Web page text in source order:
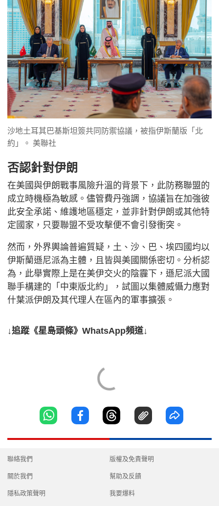
沙地土耳其巴基斯坦簽共同防禦協議，被指伊斯蘭版「北
約」。 美聯社
否認針對伊朗
在美國與伊朗戰事風險升溫的背景下，此防務聯盟的
成立時機極為敏感。儘管費丹強調，協議旨在加強彼
此安全承諾、維護地區穩定，並非針對伊朗或其他特
定國家，只要聯盟不受攻擊便不會引發衝突。
然而，外界輿論普遍質疑，土、沙、巴、埃四國均以
伊斯蘭遜尼派為主體，且皆與美國關係密切。分析認
為，此舉實際上是在美伊交火的陰霾下，遜尼派大國
聯手構建的「中東版北約」，試圖以集體威懾力應對
什葉派伊朗及其代理人在區內的軍事擴張。
↓追蹤《星島頭條》WhatsApp頻道↓
聯絡我們
關於我們
隱私政策聲明
版權及免責聲明
幫助及反饋
我要爆料